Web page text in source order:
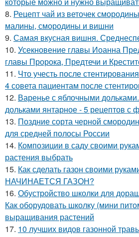
8. Рецепт чай из веточек
малины, смородины и вишни
9. Самая вкусная вишня.
10. Усекновение главы Иоанна
главы Пророка, Предтечи и
11. Что учесть после
4 совета пациентам после
12. Варенье с яблочными
дольками янтарное - 5 рецептов с
13. Поздние сорта черной
для средней полосы России
14. Композиции в саду своими
растения выбрать
15. Как сделать газон своими
НАЧИНАЕТСЯ ГАЗОН?
16. Обустройство школки для
Как оборудовать школку (мини
выращивания растений
17. 10 лучших видов газонной